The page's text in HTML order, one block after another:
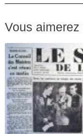
Vous aimerez